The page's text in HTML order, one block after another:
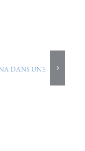
DANS UNE